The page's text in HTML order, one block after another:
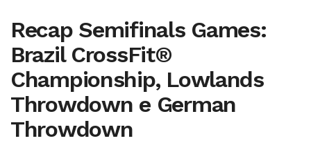
Recap Semifinals Games:
Brazil CrossFit®
Championship, Lowlands
Throwdown e German
Throwdown